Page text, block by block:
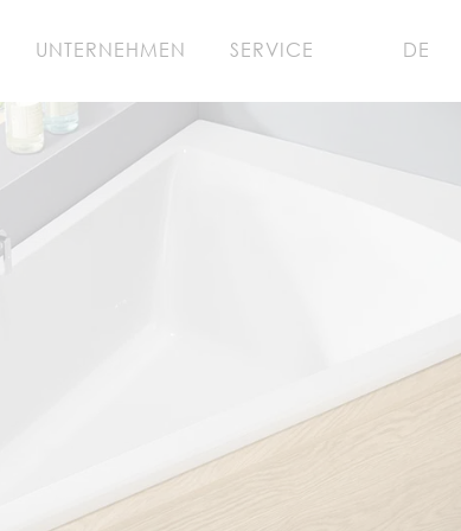
UNTERNEHMEN SERVICE DE